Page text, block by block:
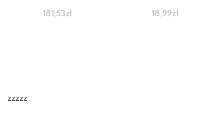
181,53zł 18,99zł
zzzzz